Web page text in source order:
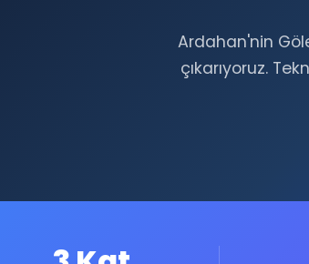
Ardahan'nin
çıkarıyoruz.